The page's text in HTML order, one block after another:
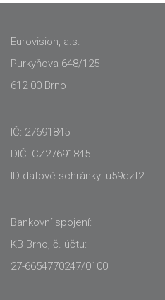
Eurovision, a.s.
Purkyňova 648/125
612 00 Brno
IČ: 27691845
DIČ: CZ27691845
ID datové schránky: u59dzt2
Bankovní spojení:
KB Brno, č. účtu:
27-6654770247/0100